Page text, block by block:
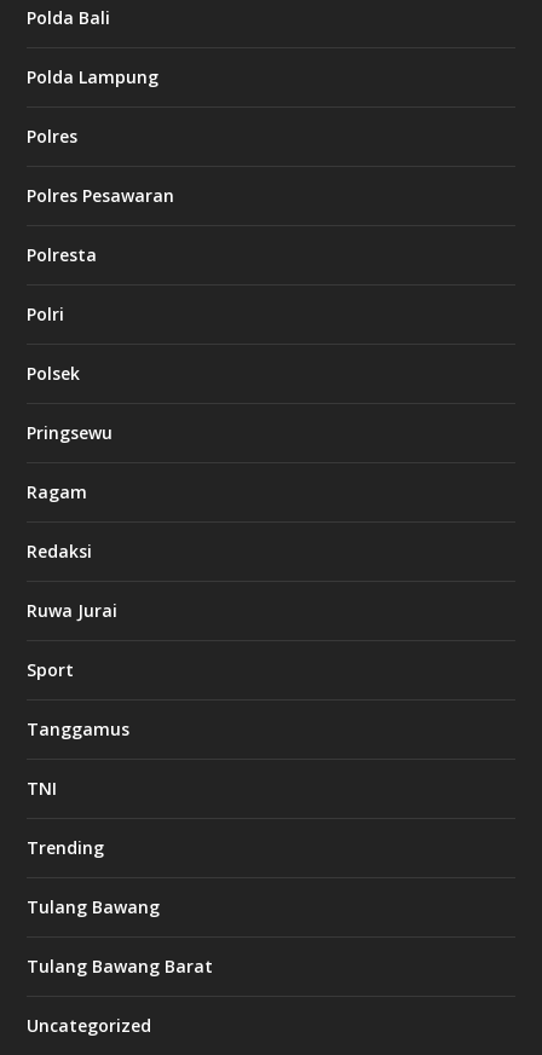
Polda Bali
Polda Lampung
Polres
Polres Pesawaran
Polresta
Polri
Polsek
Pringsewu
Ragam
Redaksi
Ruwa Jurai
Sport
Tanggamus
TNI
Trending
Tulang Bawang
Tulang Bawang Barat
Uncategorized